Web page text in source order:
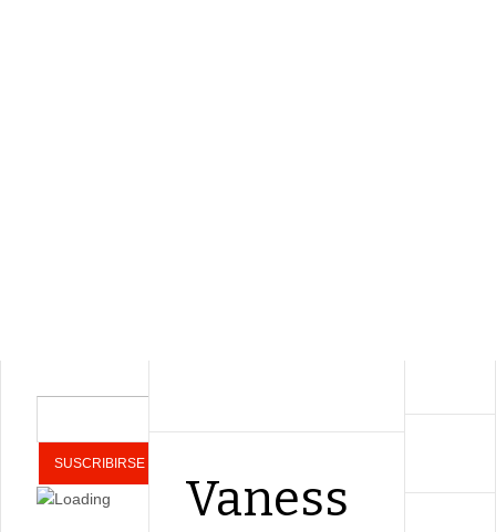
Vaness